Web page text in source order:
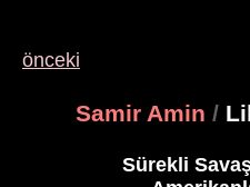
önceki
Samir Amin /
Sürekli